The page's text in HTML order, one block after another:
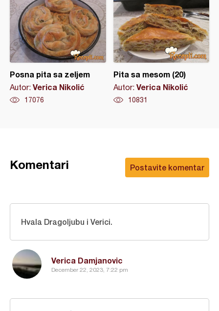
Posna pita sa zeljem
Autor: Verica Nikolić
17076
Pita sa mesom (20)
Autor: Verica Nikolić
10831
Postavite komentar
Komentari
Verica Damjanovic
December 22, 2023, 7:22 pm
Hvala Dragoljubu i Verici.